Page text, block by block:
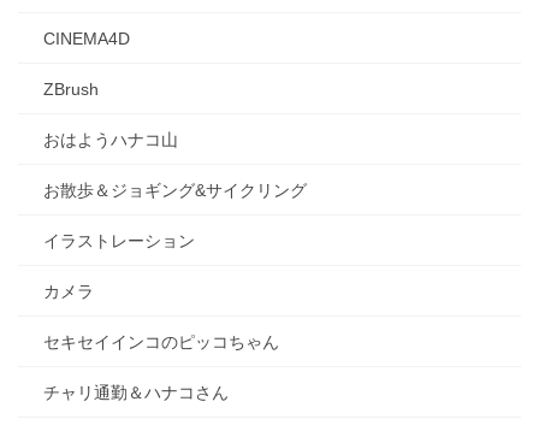
CINEMA4D
ZBrush
おはようハナコ山
お散歩＆ジョギング&サイクリング
イラストレーション
カメラ
セキセイインコのピッコちゃん
チャリ通勤＆ハナコさん